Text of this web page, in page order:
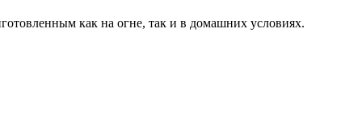
как на огне, так и в домашних условиях.